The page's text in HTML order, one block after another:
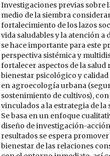
Investigaciones previas sobre
medio de la siembra
fortalecimiento de los lazos
vida saludables y la atención a
se hace importante para este
perspectiva sistémica y
fortalecer aspectos de la salud
bienestar psicológico y
en agroecología urbana
sostenimiento de cultivos),
vinculados a la estrategia de la
Se basa en un enfoque
diseño de investigación-
resultados se espera promover
bienestar de las relaciones